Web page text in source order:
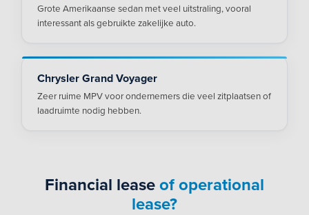
Grote Amerikaanse sedan met veel uitstraling, vooral
interessant als gebruikte zakelijke auto.
Chrysler Grand Voyager
Zeer ruime MPV voor ondernemers die veel zitplaatsen of
laadruimte nodig hebben.
Financial leaseof operational
lease?